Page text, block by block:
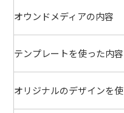
オウンドメディアの内容
テンプレートを使った内容
オリジナルのデザインを